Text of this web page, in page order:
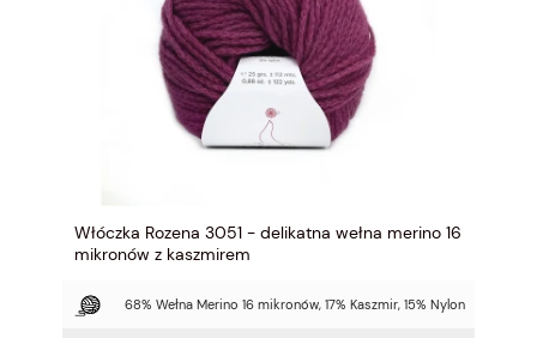
Włóczka Rozena 3051 - delikatna wełna merino 16
mikronów z kaszmirem
68% Wełna Merino 16 mikronów, 17% Kaszmir, 15% Nylon